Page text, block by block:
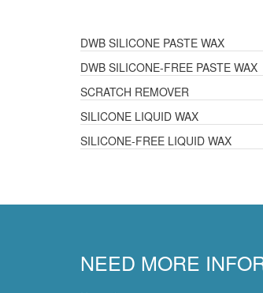
DWB SILICONE PASTE WAX
DWB SILICONE-FREE PASTE WAX
SCRATCH REMOVER
SILICONE LIQUID WAX
SILICONE-FREE LIQUID WAX
NEED MORE